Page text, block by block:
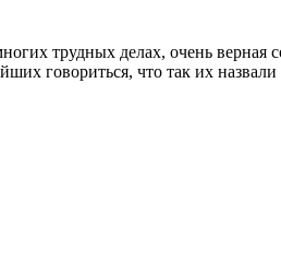
трудных делах, очень верная
говориться, что так их